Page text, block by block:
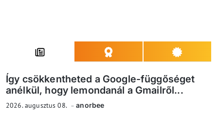
Így csökkentheted a Google-függőséget
anélkül, hogy lemondanál a Gmailről...
2026. augusztus 08. anorbee